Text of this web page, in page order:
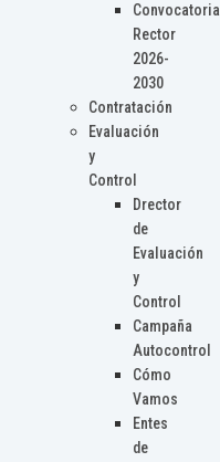
Convocatoria
Rector
2026-
2030
Contratación
Evaluación
y
Control
Drector
de
Evaluación
y
Control
Campaña
Autocontrol
Cómo
Vamos
Entes
de